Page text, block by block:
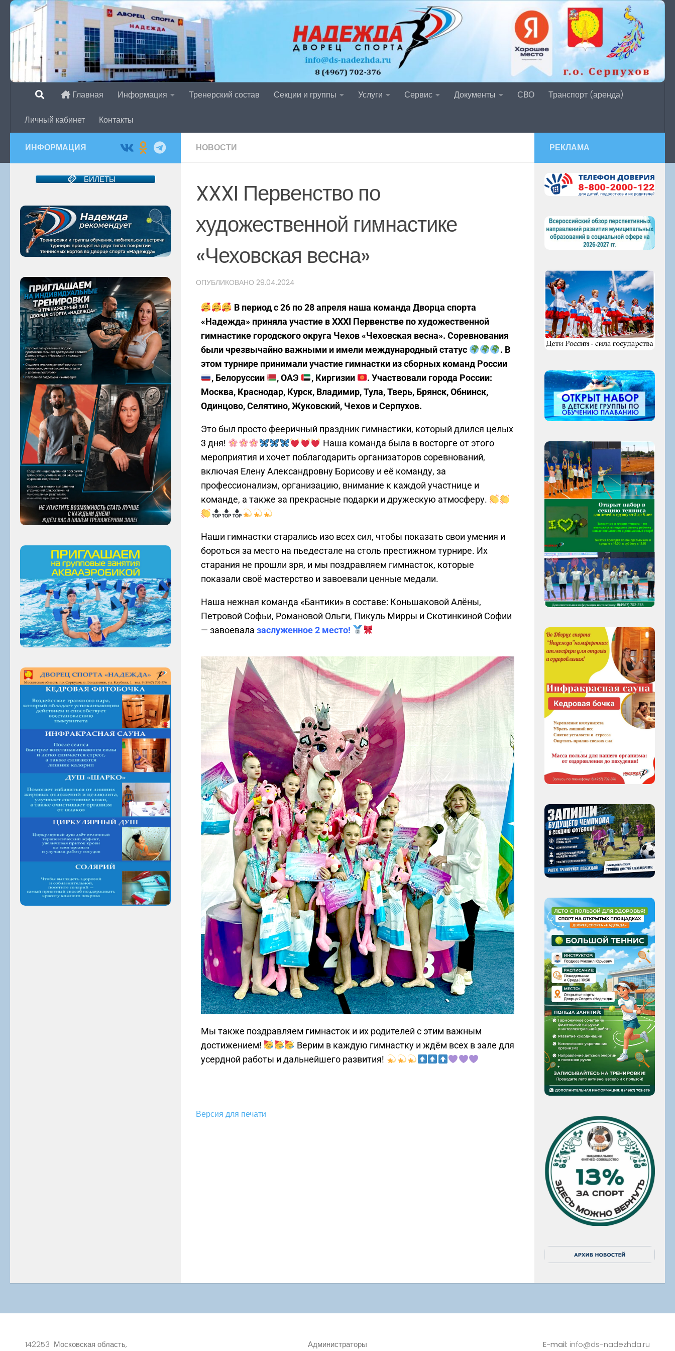
Перейти к содержимому
Главная Информация Тренерский состав Секции и группы Услуги Сервис Документы СВО Транспорт (аренда)
Личный кабинет Контакты
НОВОСТИ
XXXI Первенство по
художественной гимнастике
«Чеховская весна»
ОПУБЛИКОВАНО 29.04.2024
В период с 26 по 28 апреля наша команда Дворца спорта
«Надежда» приняла участие в XXXI Первенстве по художественной
гимнастике городского округа Чехов «Чеховская весна». Соревнования
были чрезвычайно важными и имели международный статус
. В
этом турнире принимали участие гимнастки из сборных команд России
, Белоруссии
, ОАЭ , Киргизии
. Участвовали города России:
Москва, Краснодар, Курск, Владимир, Тула, Тверь, Брянск, Обнинск,
Одинцово, Селятино, Жуковский, Чехов и Серпухов.
Это был просто фееричный праздник гимнастики, который длился целых
3 дня!
Наша команда была в восторге от этого
мероприятия и хочет поблагодарить организаторов соревнований,
включая Елену Александровну Борисову и её команду, за
профессионализм, организацию, внимание к каждой участнице и
команде, а также за прекрасные подарки и дружескую атмосферу.
Наши гимнастки старались изо всех сил, чтобы показать свои умения и
бороться за место на пьедестале на столь престижном турнире. Их
старания не прошли зря, и мы поздравляем гимнасток, которые
показали своё мастерство и завоевали ценные медали.
Наша нежная команда «Бантики» в составе: Коньшаковой Алёны,
Петровой Софьи, Романовой Ольги, Пикуль Мирры и Скотинкиной Софии
— завоевала заслуженное 2 место!
Мы также поздравляем гимнасток и их родителей с этим важным
достижением!
Верим в каждую гимнастку и ждём всех в зале для
усердной работы и дальнейшего развития!
Версия для печати
ИНФОРМАЦИЯ
БИЛЕТЫ
РЕКЛАМА
142253 Московская область, Администраторы E-mail: info@ds-nadezhda.ru